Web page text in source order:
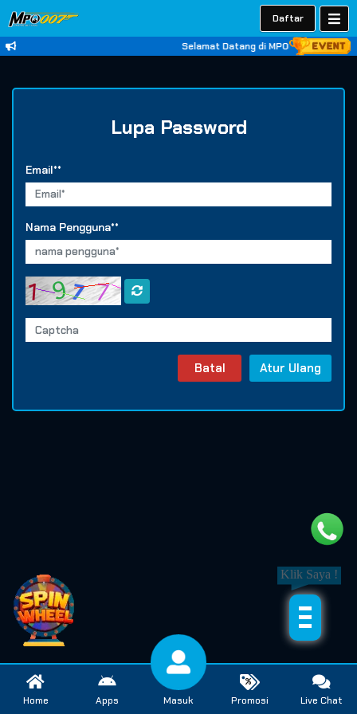
Daftar
Selamat Datang di MPO007 ! Situs
Lupa Password
Email**
Nama Pengguna**
Batal Atur Ulang
Home Apps Masuk Promosi Live Chat
Klik Saya !